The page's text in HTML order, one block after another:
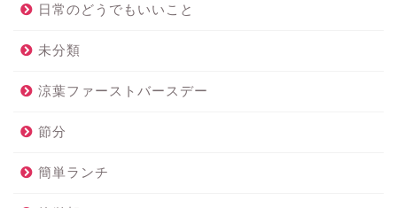
日常のどうでもいいこと
未分類
涼葉ファーストバースデー
節分
簡単ランチ